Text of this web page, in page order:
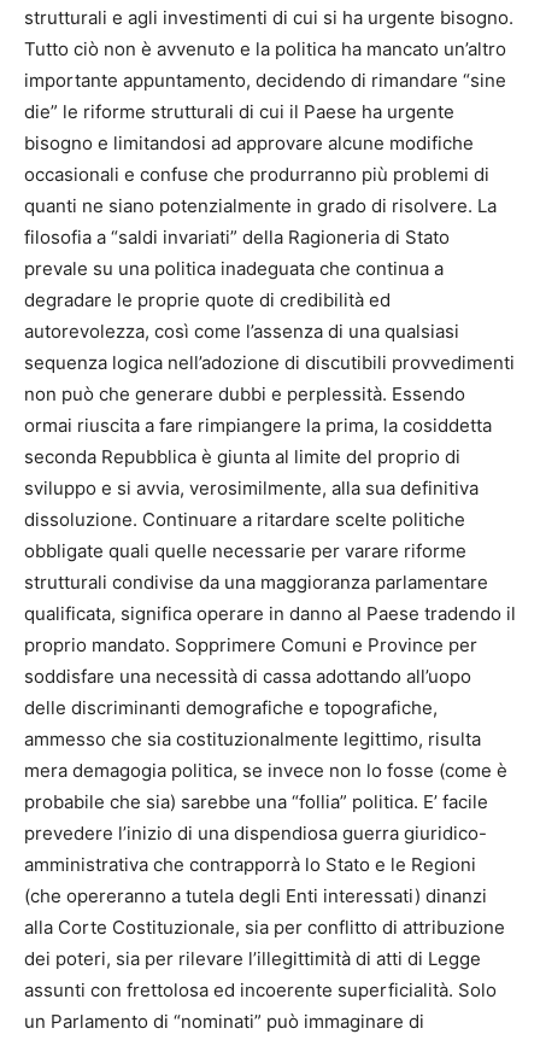
strutturali e agli investimenti di cui si ha urgente bisogno.
Tutto ciò non è avvenuto e la politica ha mancato un’altro
importante appuntamento, decidendo di rimandare “sine
die” le riforme strutturali di cui il Paese ha urgente
bisogno e limitandosi ad approvare alcune modifiche
occasionali e confuse che produrranno più problemi di
quanti ne siano potenzialmente in grado di risolvere. La
filosofia a “saldi invariati” della Ragioneria di Stato
prevale su una politica inadeguata che continua a
degradare le proprie quote di credibilità ed
autorevolezza, così come l’assenza di una qualsiasi
sequenza logica nell’adozione di discutibili provvedimenti
non può che generare dubbi e perplessità. Essendo
ormai riuscita a fare rimpiangere la prima, la cosiddetta
seconda Repubblica è giunta al limite del proprio di
sviluppo e si avvia, verosimilmente, alla sua definitiva
dissoluzione. Continuare a ritardare scelte politiche
obbligate quali quelle necessarie per varare riforme
strutturali condivise da una maggioranza parlamentare
qualificata, significa operare in danno al Paese tradendo il
proprio mandato. Sopprimere Comuni e Province per
soddisfare una necessità di cassa adottando all’uopo
delle discriminanti demografiche e topografiche,
ammesso che sia costituzionalmente legittimo, risulta
mera demagogia politica, se invece non lo fosse (come è
probabile che sia) sarebbe una “follia” politica. E’ facile
prevedere l’inizio di una dispendiosa guerra giuridico-
amministrativa che contrapporrà lo Stato e le Regioni
(che opereranno a tutela degli Enti interessati) dinanzi
alla Corte Costituzionale, sia per conflitto di attribuzione
dei poteri, sia per rilevare l’illegittimità di atti di Legge
assunti con frettolosa ed incoerente superficialità. Solo
un Parlamento di “nominati” può immaginare di